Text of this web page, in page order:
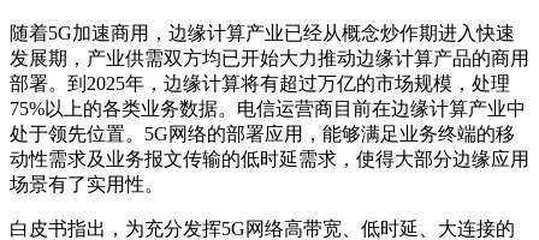
随着5G加速商用，边缘计算产业已经从概念炒作期进入快速
发展期，产业供需双方均已开始大力推动边缘计算产品的商用
部署。到2025年，边缘计算将有超过万亿的市场规模，处理
75%以上的各类业务数据。电信运营商目前在边缘计算产业中
处于领先位置。5G网络的部署应用，能够满足业务终端的移
动性需求及业务报文传输的低时延需求，使得大部分边缘应用
场景有了实用性。
白皮书指出，为充分发挥5G网络高带宽、低时延、大连接的